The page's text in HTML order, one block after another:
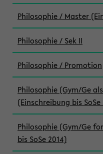
Philosophie / Master
Philosophie / Sek II
Philosophie / Promotion
Philosophie (Gym/Ge
(Einschreibung bis SoSe
Philosophie (Gym/Ge
bis SoSe 2014)